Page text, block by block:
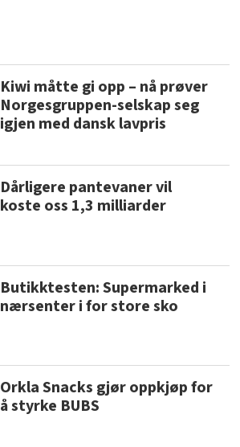
Kiwi måtte gi opp – nå prøver
Norgesgruppen-selskap seg
igjen med dansk lavpris
Dårligere pantevaner vil
koste oss 1,3 milliarder
Butikktesten: Supermarked i
nærsenter i for store sko
Orkla Snacks gjør oppkjøp for
å styrke BUBS